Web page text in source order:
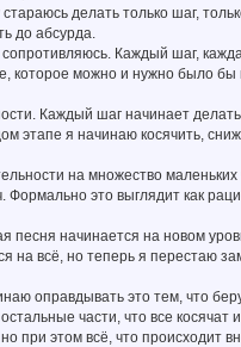
делать только шаг,
до абсурда.
Каждый шаг,
которое можно и нужно было
Каждый шаг начинает
я начинаю косячить,
на множество
это выглядит как
начинается на новом
всё, но теперь я перестаю
оправдывать это тем, что
части, что все косячат
при этом всё, что происходит